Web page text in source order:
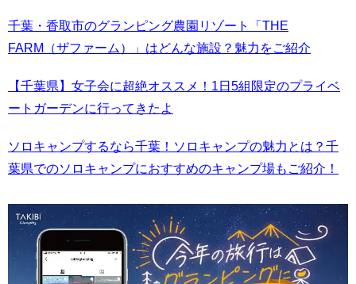
千葉・香取市のグランピング農園リゾート「THE
FARM（ザファーム）」はどんな施設？魅力をご紹介
【千葉県】女子会に超絶オススメ！1日5組限定のプライベ
ートガーデンに行ってきたよ
ソロキャンプするなら千葉！ソロキャンプの魅力とは？千
葉県でのソロキャンプにおすすめのキャンプ場もご紹介！